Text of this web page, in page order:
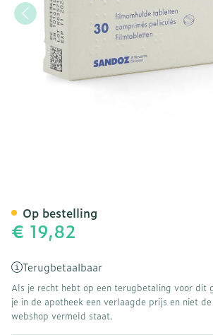
€ 19,82
Terugbetaalbaar
Als je recht hebt op een terugbetaling voor dit
je in de apotheek een verlaagde prijs en niet
webshop vermeld staat.
Op bestelling